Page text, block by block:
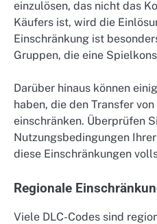
einzulösen, das nicht das
Käufers ist, wird die
Einschränkung ist
Gruppen, die eine
Darüber hinaus können
haben, die den Transfer
einschränken. Überprüfen
Nutzungsbedingungen
diese Einschränkungen
Regionale
Viele DLC-Codes sind